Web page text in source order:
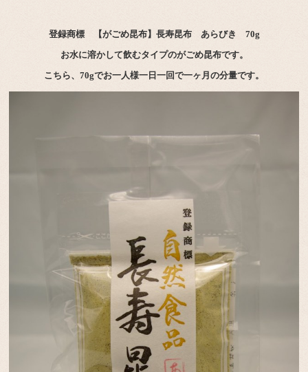
登録商標 【がごめ昆布】長寿昆布 あらびき 70g
お水に溶かして飲むタイプのがごめ昆布です。
こちら、70gでお一人様一日一回で一ヶ月の分量です。